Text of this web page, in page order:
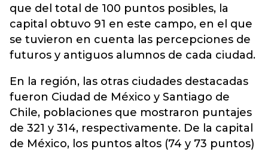
que del total de 100 puntos posibles, la
capital obtuvo 91 en este campo, en el que
se tuvieron en cuenta las percepciones de
futuros y antiguos alumnos de cada ciudad.
En la región, las otras ciudades destacadas
fueron Ciudad de México y Santiago de
Chile, poblaciones que mostraron puntajes
de 321 y 314, respectivamente. De la capital
de México, los puntos altos (74 y 73 puntos)